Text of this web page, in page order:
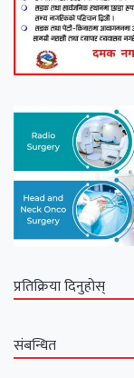
प्रतिक्रिया दिनुहोस्
संबन्धित